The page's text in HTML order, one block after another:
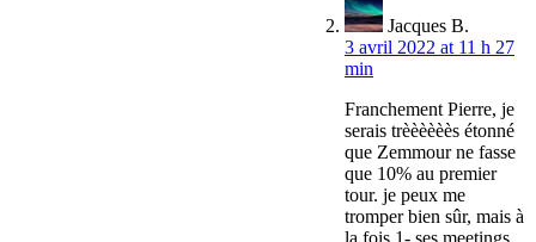
Jacques B.
3 avril 2022 at 11 h 27
min
Franchement Pierre, je
serais trèèèèèès étonné
que Zemmour ne fasse
que 10% au premier
tour. je peux me
tromper bien sûr, mais à